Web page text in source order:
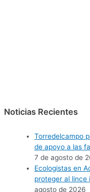
Noticias Recientes
Torredelcampo
de apoyo a las
7 de agosto de
Ecologistas en
proteger al lince
agosto de 2026